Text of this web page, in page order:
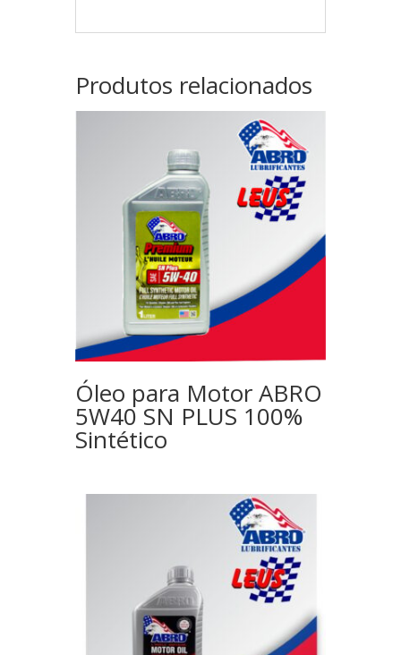
Produtos relacionados
Óleo para Motor ABRO
5W40 SN PLUS 100%
Sintético